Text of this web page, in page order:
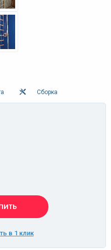
Сборка
в 1 клик